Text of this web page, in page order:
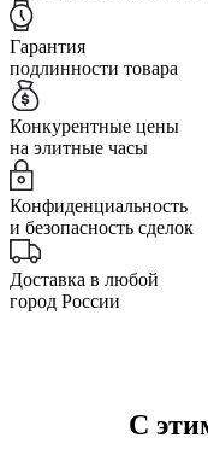
Гарантия
подлинности товара
Конкурентные цены
на элитные часы
Конфиденциальность
и безопасность сделок
Доставка в любой
город России
С